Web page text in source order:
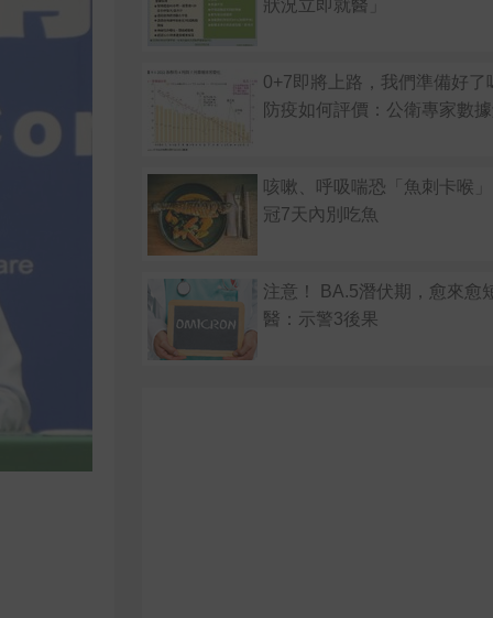
狀況立即就醫」
0+7即將上路，我們準備好了
防疫如何評價：公衛專家數
咳嗽、呼吸喘恐「魚刺卡喉
冠7天內別吃魚
注意！ BA.5潛伏期，愈來愈
醫：示警3後果